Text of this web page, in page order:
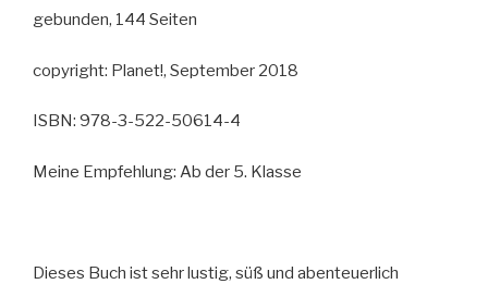
gebunden, 144 Seiten
copyright: Planet!, September 2018
ISBN: 978-3-522-50614-4
Meine Empfehlung: Ab der 5. Klasse
Dieses Buch ist sehr lustig, süß und abenteuerlich